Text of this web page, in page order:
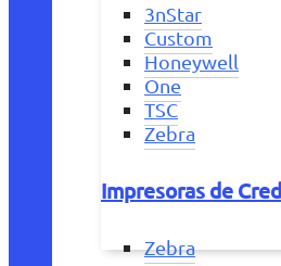
3nStar
Custom
Honeywell
One
TSC
Zebra
Impresoras de
Zebra